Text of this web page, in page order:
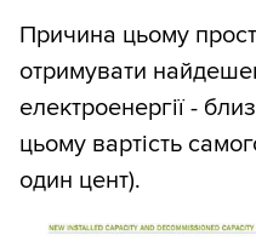
Причина цьому
отримувати
електроенергії -
цьому вартість
один цент).